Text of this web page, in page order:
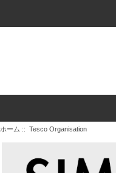
ホーム :: Tesco Organisation